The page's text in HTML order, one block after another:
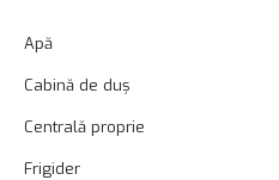
Apă
Cabină de duș
Centrală proprie
Frigider